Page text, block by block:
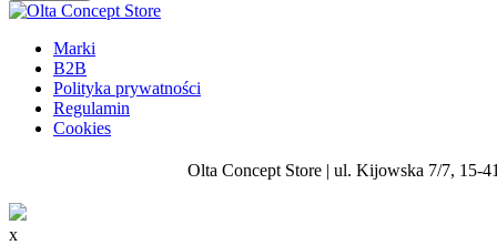
Marki
B2B
Polityka prywatności
Regulamin
Cookies
Olta Concept Store | ul. Kijowska 7/7, 15-
x